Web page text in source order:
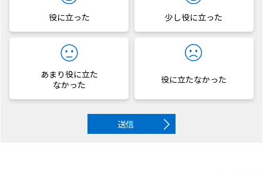
役に立った 少し役に立った
あまり役に立た
なかった
役に立たなかった
送信